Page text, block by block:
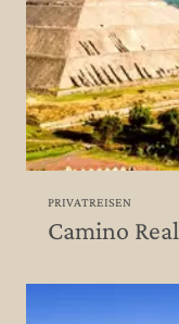
PRIVATREISEN
Camino Real